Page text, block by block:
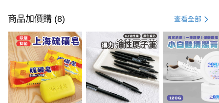
信用卡一次付款
超商取貨付款
LINE Pay
Apple Pay
街口支付
商品加價購 (8) 查看全部